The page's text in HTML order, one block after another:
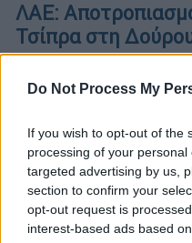
Do Not Process My
If you wish to opt-out of the
processing of your
targeted advertising by us,
section to confirm your
opt-out request is
interest-based ads based
ΛΑΕ:
Τσίπρα στη
«Το "Φταίει η
στοχοποίηση και
ερώτημα των
σημειώνει σε
Ενότητα